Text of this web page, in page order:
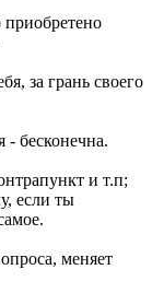
приобретено
за грань своего
- бесконечна.
и т.п;
если ты
меняет